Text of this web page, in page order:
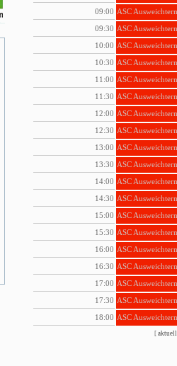
09:00 ASC
09:30 ASC
10:00 ASC
10:30 ASC
11:00 ASC
11:30 ASC
12:00 ASC
12:30 ASC
13:00 ASC
13:30 ASC
14:00 ASC
14:30 ASC
15:00 ASC
15:30 ASC
16:00 ASC
16:30 ASC
17:00 ASC
17:30 ASC
18:00 ASC
[